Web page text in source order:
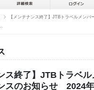
【メンテナンス終了】JTBトラベルメンバ
ス終了】JTBトラベ
スのお知らせ 2024年